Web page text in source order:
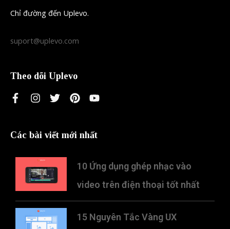
Chỉ đường đến Uplevo.
suport@uplevo.com
Theo dõi Uplevo
Các bài viết mới nhất
10 Ứng dụng ghép nhạc vào
video trên điện thoại tốt nhất
15 Nguyên Tắc Vàng UX